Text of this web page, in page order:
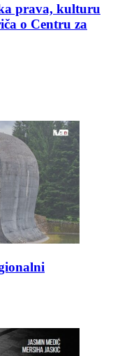
prava, kulturu
o Centru za